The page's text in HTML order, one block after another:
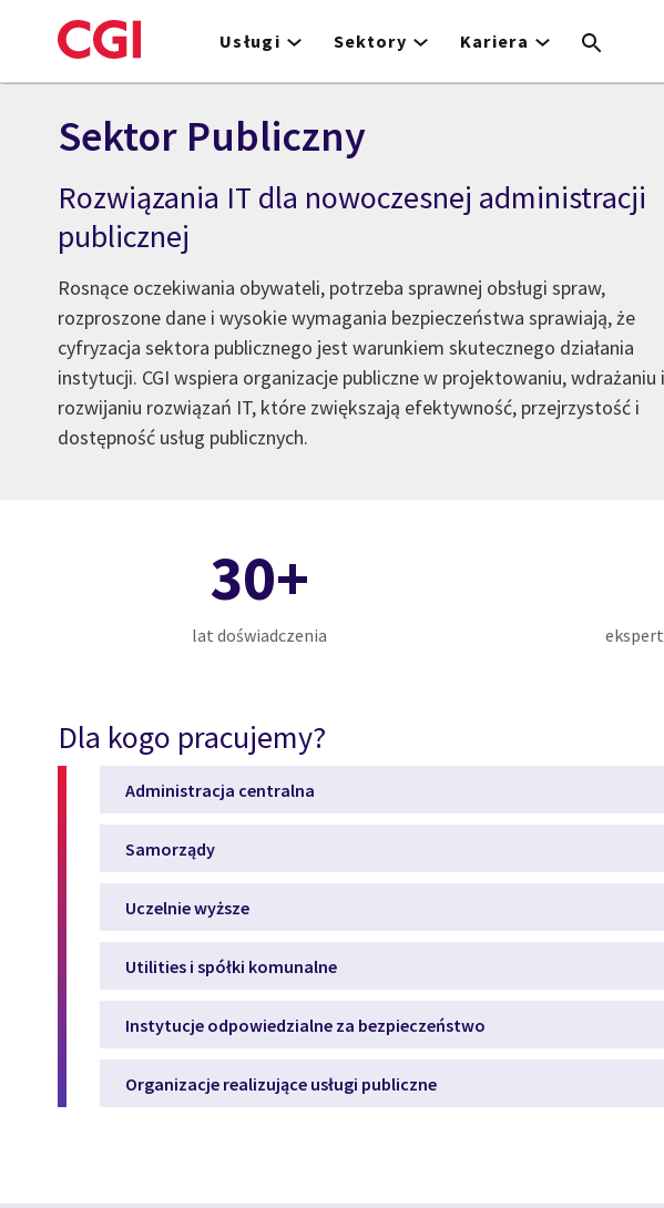
to
Usługi Sektory Kariera
Sektor Publiczny
Rozwiązania IT dla nowoczesnej administracji
publicznej
Rosnące oczekiwania obywateli, potrzeba sprawnej obsługi spraw,
rozproszone dane i wysokie wymagania bezpieczeństwa sprawiają, że
cyfryzacja sektora publicznego jest warunkiem skutecznego działania
instytucji. CGI wspiera organizacje publiczne w projektowaniu, wdrażaniu i
rozwijaniu rozwiązań IT, które zwiększają efektywność, przejrzystość i
dostępność usług publicznych.
30+
lat doświadczenia
Dla kogo pracujemy?
Administracja centralna
Samorządy
Uczelnie wyższe
Utilities i spółki komunalne
Instytucje odpowiedzialne za bezpieczeństwo
Organizacje realizujące usługi publiczne